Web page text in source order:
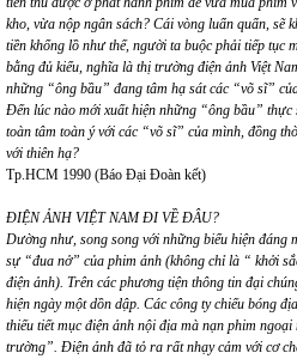
kho, vừa nộp ngân sách? Cái vòng luẩn quẩn, sẽ
tiền khổng lồ như thế, người ta buộc phải tiếp tục
bằng đủ kiểu, nghĩa là thị trường điện ảnh Việt
những “ông bầu” đang tâm hạ sát các “võ sĩ”
Đến lúc nào mới xuất hiện những “ông bầu” thực
toàn tâm toàn ý với các “võ sĩ” của mình, đồng
với thiên hạ?
Tp.HCM 1990 (Báo Đại Đoàn kết)
ĐIỆN ẢNH VIỆT NAM ĐI VỀ ĐÂU?
Dường như, song song với những biểu hiện đáng
sự “đua nở” của phim ảnh (không chỉ là “ khởi
điện ảnh). Trên các phương tiện thông tin đại
hiện ngày một dồn dập. Các công ty chiếu bóng
thiếu tiết mục điện ảnh nội địa mà nạn phim
trường”. Điện ảnh đã tỏ ra rất nhạy cảm với cơ